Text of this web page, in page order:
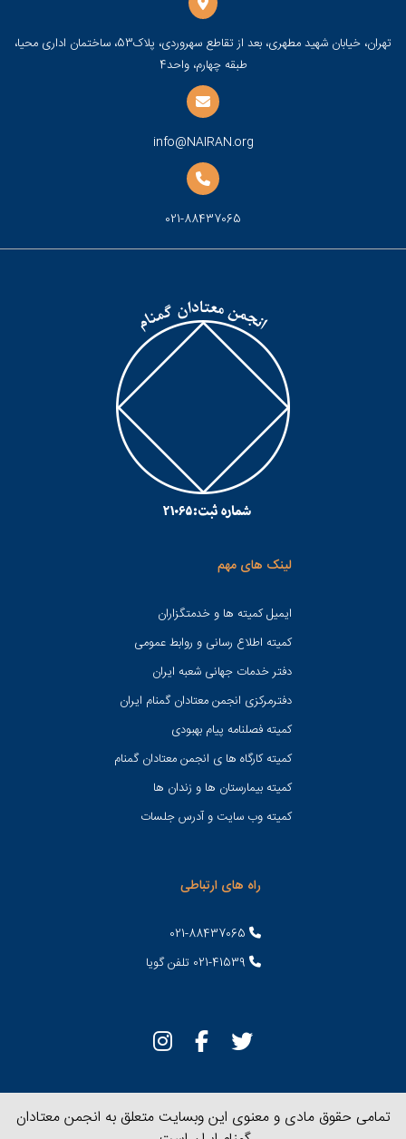
تهران، خیابان شهید مطهری، بعد از تقاطع سهروردی، پلاک53، ساختمان اداری محیا،
طبقه چهارم، واحد4
info@NAIRAN.org
021-88437065
لینک های مهم
ایمیل کمیته ها و خدمتگزاران
کميته اطلاع رسانی و روابط عمومی
دفتر خدمات جهانی شعبه ايران
دفترمرکزی انجمن معتادان گمنام ایران
کمیته فصلنامه پیام بهبودی
کمیته کارگاه ها ی انجمن معتادان گمنام
کمیته بیمارستان ها و زندان ها
کمیته وب سایت و آدرس جلسات
راه های ارتباطی
تمامی حقوق مادی و معنوی این وبسایت متعلق به انجمن معتادان